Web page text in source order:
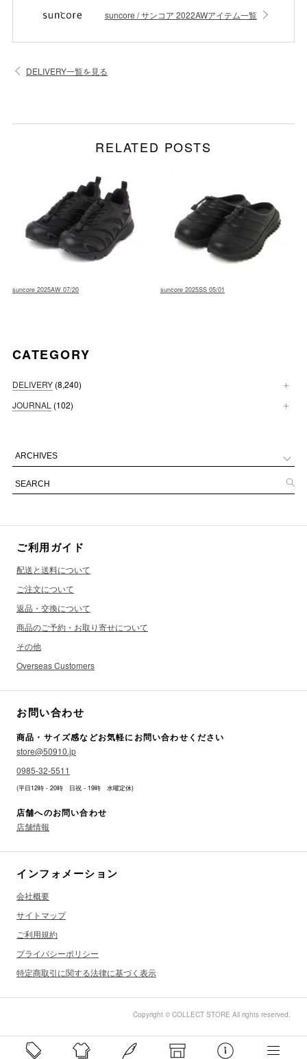
suncore / サンコア 2022AWアイテム一覧
DELIVERY一覧を見る
RELATED POSTS
suncore 2025AW 07/20 suncore 2025SS 05/01
CATEGORY
DELIVERY (8,240)
JOURNAL (102)
ご利用ガイド
配送と送料について
ご注文について
返品・交換について
商品のご予約・お取り寄せについて
その他
Overseas Customers
お問い合わせ
商品・サイズ感などお気軽にお問い合わせください
store@50910.jp
0985-32-5511
(平日12時 - 20時 日祝 - 19時 水曜定休)
店舗へのお問い合わせ
店舗情報
インフォメーション
会社概要
サイトマップ
ご利用規約
プライバシーポリシー
特定商取引に関する法律に基づく表示
Copyright © COLLECT STORE All rights reserved.